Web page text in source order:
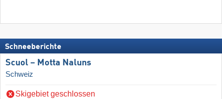
Schneeberichte
Scuol – Motta Naluns
Schweiz
Skigebiet geschlossen